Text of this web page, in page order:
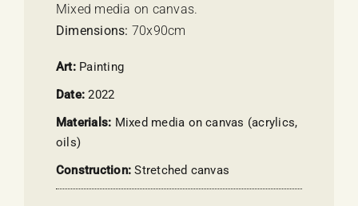
Mixed media on canvas.
Dimensions: 70x90cm
Art: Painting
Date:2022
Materials: Mixed media on canvas (acrylics,
oils)
Construction:Stretched canvas